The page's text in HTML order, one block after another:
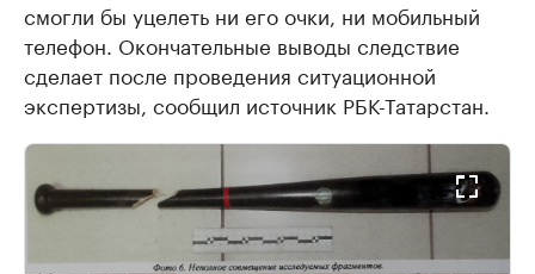
смогли бы уцелеть ни его очки, ни мобильный
телефон. Окончательные выводы следствие
сделает после проведения ситуационной
экспертизы, сообщил источник РБК-Татарстан.